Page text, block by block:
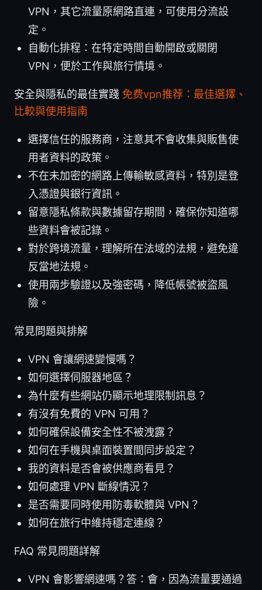
VPN，其它流量原網路直連，可使用分流設
定。
自動化排程：在特定時間自動開啟或關閉
VPN，便於工作與旅行情境。
安全與隱私的最佳實踐 免费vpn推荐：最佳選擇、
比較與使用指南
選擇信任的服務商，注意其不會收集與販售使
用者資料的政策。
不在未加密的網路上傳輸敏感資料，特別是登
入憑證與銀行資訊。
留意隱私條款與數據留存期間，確保你知道哪
些資料會被記錄。
對於跨境流量，理解所在法域的法規，避免違
反當地法規。
使用兩步驗證以及強密碼，降低帳號被盜風
險。
常見問題與排解
VPN 會讓網速變慢嗎？
如何選擇伺服器地區？
為什麼有些網站仍顯示地理限制訊息？
有沒有免費的 VPN 可用？
如何確保設備安全性不被洩露？
如何在手機與桌面裝置間同步設定？
我的資料是否會被供應商看見？
如何處理 VPN 斷線情況？
是否需要同時使用防毒軟體與 VPN？
如何在旅行中維持穩定連線？
FAQ 常見問題詳解
VPN 會影響網速嗎？答：會，因為流量要通過